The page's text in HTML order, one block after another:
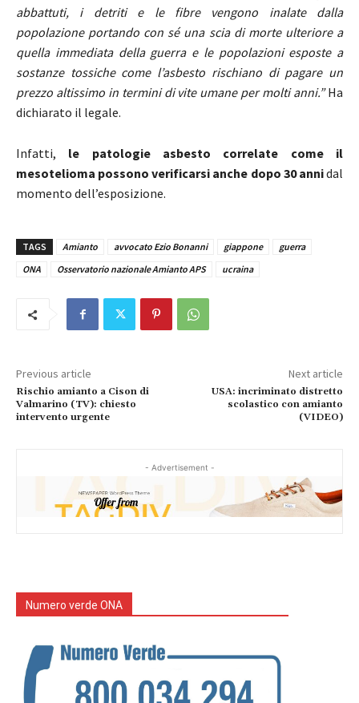
abbattuti, i detriti e le fibre vengono inalate dalla
popolazione portando con sé una scia di morte ulteriore a
quella immediata della guerra e le popolazioni esposte a
sostanze tossiche come l’asbesto rischiano di pagare un
prezzo altissimo in termini di vite umane per molti anni.”Ha
dichiarato il legale.
Infatti, le patologie asbesto correlate come il
mesotelioma possono verificarsi anche dopo 30 annidal
momento dell’esposizione.
TAGS Amianto avvocato Ezio Bonanni giappone
guerra
ONA
Osservatorio nazionale Amianto APS ucraina
Previous article
Rischio amianto a Cison di
Valmarino (TV): chiesto
intervento urgente
Next article
USA: incriminato distretto
scolastico con amianto
(VIDEO)
- Advertisement -
Numero verde ONA